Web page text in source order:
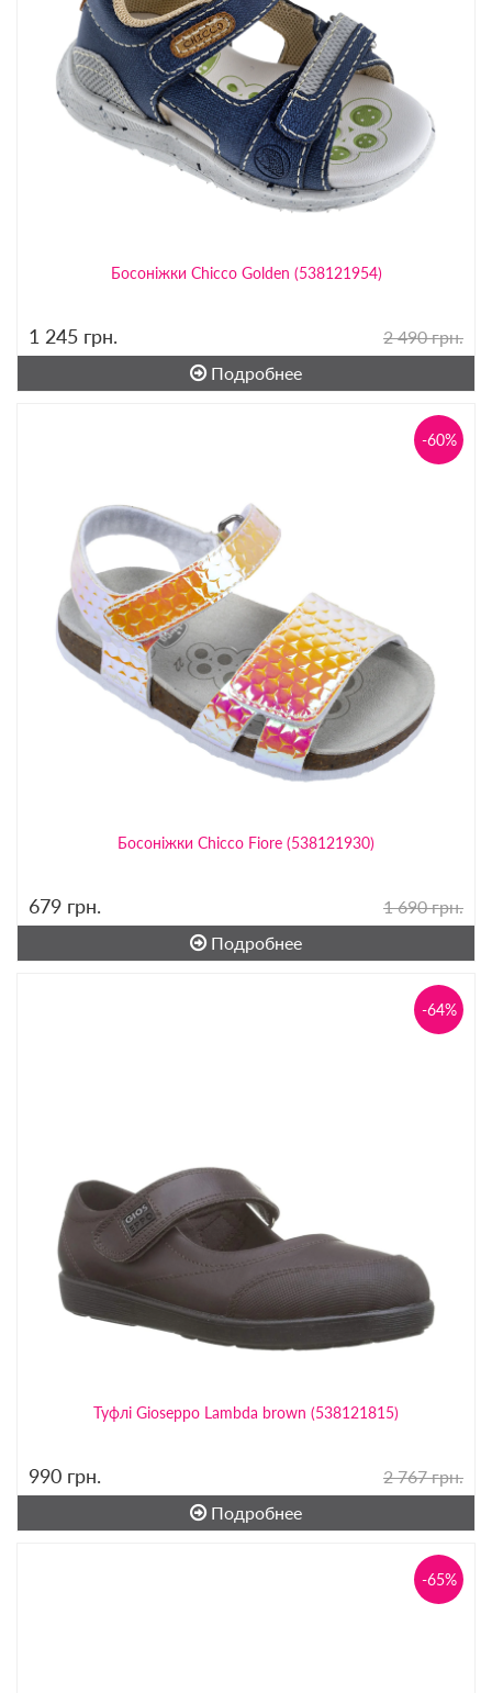
Босоніжки Chicco Golden (538121954)
1 245 грн.
2 490 грн.
Подробнее
Босоніжки Chicco Fiore (538121930)
-60%
679 грн.
1 690 грн.
Подробнее
Туфлі Gioseppo Lambda brown (538121815)
-64%
990 грн.
2 767 грн.
Подробнее
-65%